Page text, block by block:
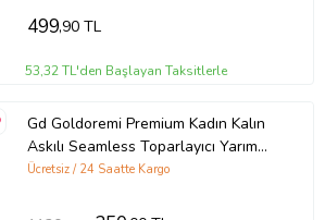
499,90 TL
53,32 TL'den Başlayan Taksitlerle
Gd Goldoremi Premium Kadın Kalın
Askılı Seamless Toparlayıcı Yarım
Büstiyer
Ücretsiz / 24 Saatte Kargo